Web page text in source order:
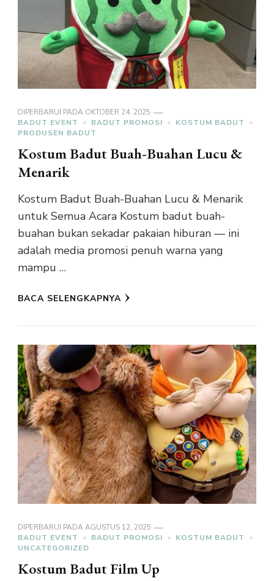
DIPERBARUI PADA OKTOBER 24, 2025
BADUT EVENT
BADUT PROMOSI
KOSTUM BADUT
PRODUSEN BADUT
Kostum Badut Buah-Buahan Lucu &
Menarik
Kostum Badut Buah-Buahan Lucu & Menarik
untuk Semua Acara Kostum badut buah-
buahan bukan sekadar pakaian hiburan — ini
adalah media promosi penuh warna yang
mampu …
BACA SELENGKAPNYA
DIPERBARUI PADAAGUSTUS 12, 2025
BADUT EVENT
BADUT PROMOSI
KOSTUM BADUT
UNCATEGORIZED
Kostum Badut Film Up